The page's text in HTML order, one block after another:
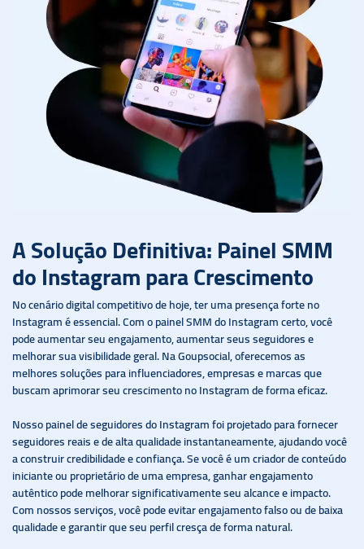
A Solução Definitiva: Painel SMM
do Instagram para Crescimento
No cenário digital competitivo de hoje, ter uma presença forte no
Instagram é essencial. Com o painel SMM do Instagram certo, você
pode aumentar seu engajamento, aumentar seus seguidores e
melhorar sua visibilidade geral. Na Goupsocial, oferecemos as
melhores soluções para influenciadores, empresas e marcas que
buscam aprimorar seu crescimento no Instagram de forma eficaz.
Nosso painel de seguidores do Instagram foi projetado para fornecer
seguidores reais e de alta qualidade instantaneamente, ajudando você
a construir credibilidade e confiança. Se você é um criador de conteúdo
iniciante ou proprietário de uma empresa, ganhar engajamento
autêntico pode melhorar significativamente seu alcance e impacto.
Com nossos serviços, você pode evitar engajamento falso ou de baixa
qualidade e garantir que seu perfil cresça de forma natural.